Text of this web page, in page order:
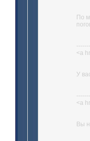
По
-------
<a
У
-------
<a
Вы